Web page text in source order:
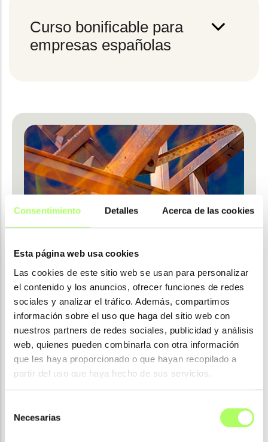
Consentimiento Detalles Acerca de las cookies
Esta página web usa cookies
Las cookies de este sitio web se usan para personalizar
el contenido y los anuncios, ofrecer funciones de redes
sociales y analizar el tráfico. Además, compartimos
información sobre el uso que haga del sitio web con
nuestros partners de redes sociales, publicidad y análisis
web, quienes pueden combinarla con otra información
que les haya proporcionado o que hayan recopilado a
partir del uso que haya hecho de sus servicios.
Necesarias
Curso bonificable para
empresas españolas